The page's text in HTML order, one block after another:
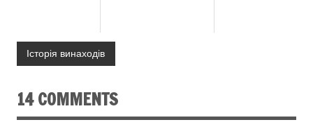
Історія винаходів
14 COMMENTS